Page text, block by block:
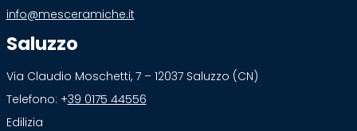
info@mesceramiche.it
Saluzzo
Via Claudio Moschetti, 7 – 12037 Saluzzo (CN)
Telefono: +39 0175 44556
Edilizia